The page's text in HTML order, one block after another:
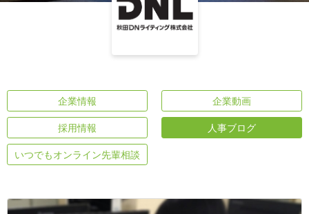
企業情報 企業動画
採用情報 人事ブログ
いつでもオンライン先輩相談